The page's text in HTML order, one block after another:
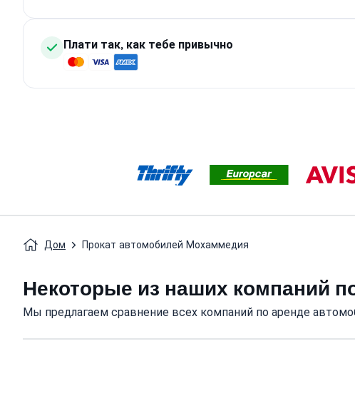
Плати так, как тебе привычно
Дом Прокат автомобилей Мохаммедия
Некоторые из наших компаний
Мы предлагаем сравнение всех компаний по аренде